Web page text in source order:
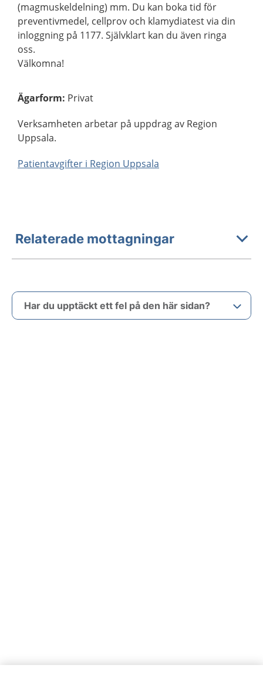
(magmuskeldelning) mm. Du kan boka tid för
preventivmedel, cellprov och klamydiatest via din
inloggning på 1177. Självklart kan du även ringa
oss.
Välkomna!
Ägarform: Privat
Verksamheten arbetar på uppdrag av Region
Uppsala.
Patientavgifter i Region Uppsala
Relaterade mottagningar
Har du upptäckt ett fel på den här sidan?